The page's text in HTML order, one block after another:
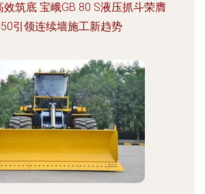
筑底 宝峨GB 80 S液压抓斗荣膺
引领连续墙施工新趋势